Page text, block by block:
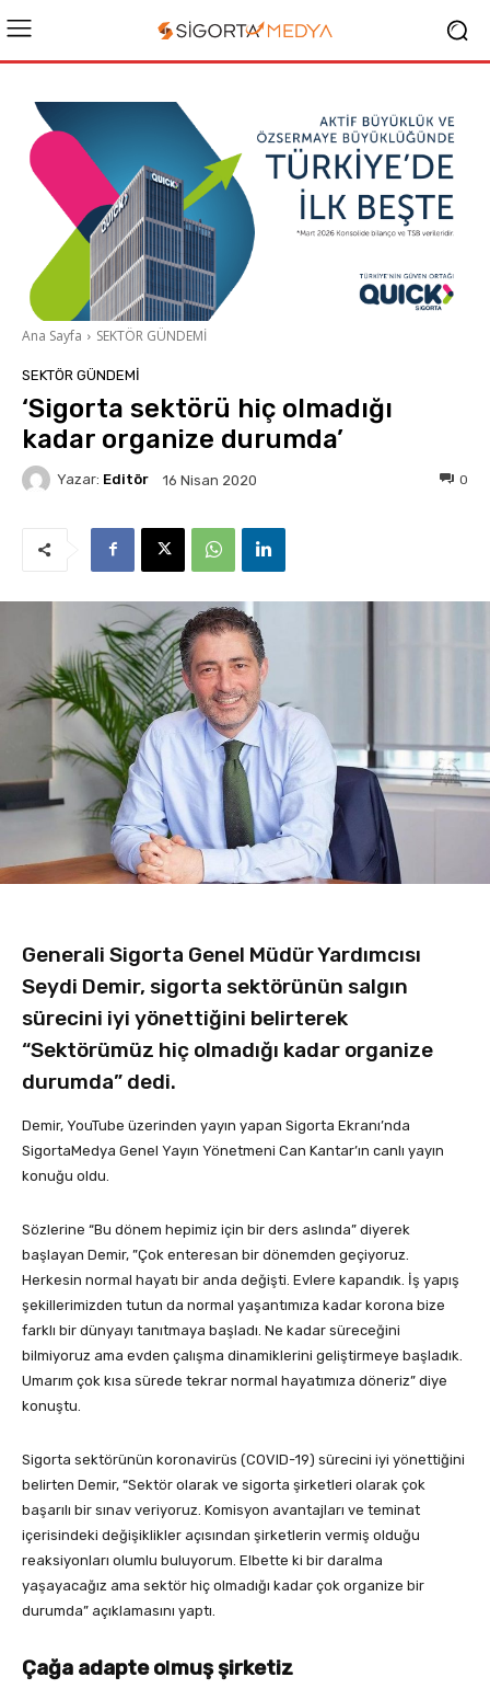
Ana Sayfa SEKTÖR GÜNDEMİ
SEKTÖR GÜNDEMİ
‘Sigorta sektörü hiç olmadığı
kadar organize durumda’
Yazar: Editör 16 Nisan 2020 0
Generali Sigorta Genel Müdür Yardımcısı
Seydi Demir, sigorta sektörünün salgın
sürecini iyi yönettiğini belirterek
“Sektörümüz hiç olmadığı kadar organize
durumda” dedi.
Demir, YouTube üzerinden yayın yapan Sigorta Ekranı’nda
SigortaMedya Genel Yayın Yönetmeni Can Kantar’ın canlı yayın
konuğu oldu.
Sözlerine “Bu dönem hepimiz için bir ders aslında” diyerek
başlayan Demir, ”Çok enteresan bir dönemden geçiyoruz.
Herkesin normal hayatı bir anda değişti. Evlere kapandık. İş yapış
şekillerimizden tutun da normal yaşantımıza kadar korona bize
farklı bir dünyayı tanıtmaya başladı. Ne kadar süreceğini
bilmiyoruz ama evden çalışma dinamiklerini geliştirmeye başladık.
Umarım çok kısa sürede tekrar normal hayatımıza döneriz” diye
konuştu.
Sigorta sektörünün koronavirüs (COVID-19) sürecini iyi yönettiğini
belirten Demir, “Sektör olarak ve sigorta şirketleri olarak çok
başarılı bir sınav veriyoruz. Komisyon avantajları ve teminat
içerisindeki değişiklikler açısından şirketlerin vermiş olduğu
reaksiyonları olumlu buluyorum. Elbette ki bir daralma
yaşayacağız ama sektör hiç olmadığı kadar çok organize bir
durumda” açıklamasını yaptı.
Çağa adapte olmuş şirketiz